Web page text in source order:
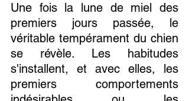
Une fois la lune de miel des
premiers jours passée, le
véritable tempérament du chien
se révèle. Les habitudes
s'installent, et avec elles, les
premiers comportements